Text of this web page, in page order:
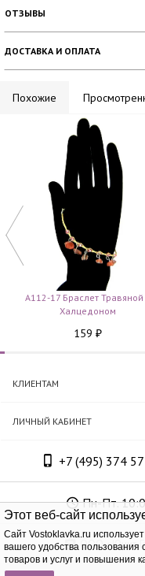
Этот веб-сайт
Cайт Vostoklavka.ru
вашего удобства
товаров и услуг и повышения
ОТЗЫВЫ
ДОСТАВКА И ОПЛАТА
Похожие
A112-17 Браслет Травяной
Халцедоном
159 ₽
КЛИЕНТАМ
ЛИЧНЫЙ КАБИНЕТ
+7 (495) 374
Пн-Пт.
ООО «Юнит